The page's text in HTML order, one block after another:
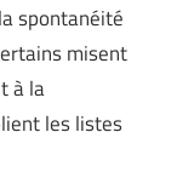
spontanéité
misent
à la
les listes